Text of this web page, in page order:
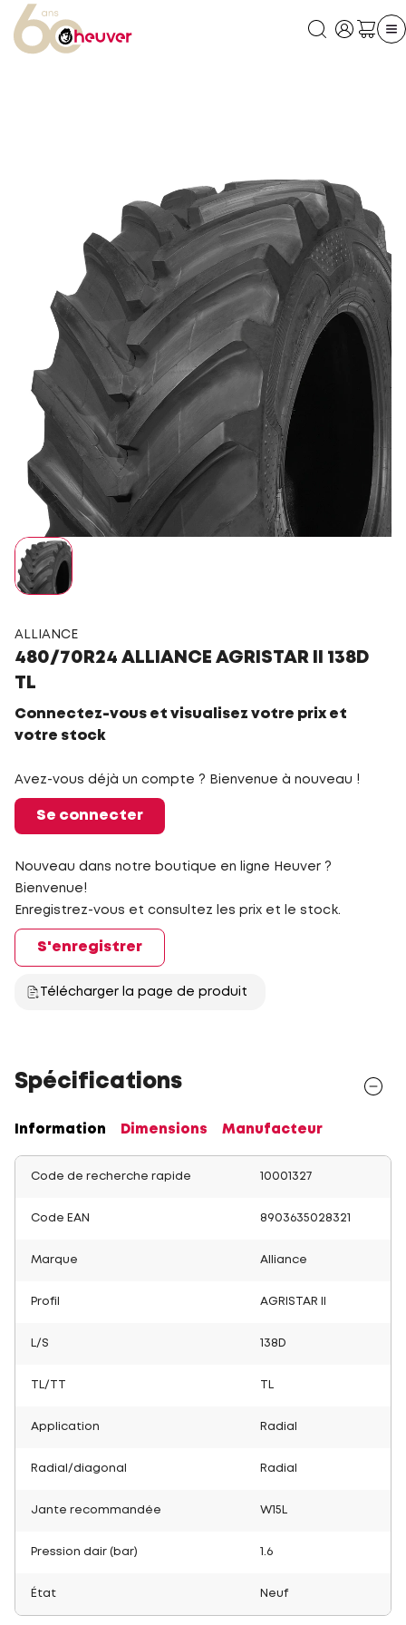
ALLIANCE
480/70R24 ALLIANCE AGRISTAR II 138D
TL
Connectez-vous et visualisez votre prix et
votre stock
Avez-vous déjà un compte ? Bienvenue à nouveau !
Se connecter
Nouveau dans notre boutique en ligne Heuver ?
Bienvenue!
Enregistrez-vous et consultez les prix et le stock.
S'enregistrer
Télécharger la page de produit
Spécifications
Information Dimensions Manufacteur
Code de recherche rapide 10001327
Code EAN 8903635028321
Marque Alliance
Profil AGRISTAR II
L/S 138D
TL/TT
Application Radial
Radial/diagonal Radial
Jante recommandée W15L
Pression dair (bar) 1.6
État Neuf